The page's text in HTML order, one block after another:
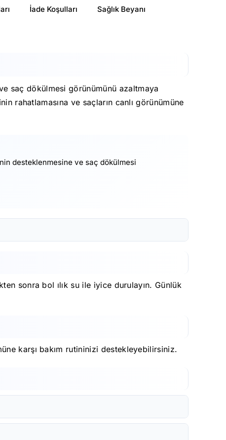
İade Koşulları Sağlık Beyanı
saç dökülmesi görünümünü azaltmaya
rahatlamasına ve saçların canlı görünümüne
desteklenmesine ve saç dökülmesi
sonra bol ılık su ile iyice durulayın. Günlük
karşı bakım rutininizi destekleyebilirsiniz.